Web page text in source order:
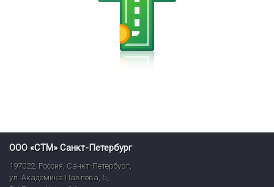
ООО «СТМ» Санкт-Петербург
197022, Россия, Санкт-Петербург,
ул. Академика Павлова, 5,